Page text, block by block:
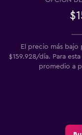
El precio más bajo
$159.928/día. Para
promedio a